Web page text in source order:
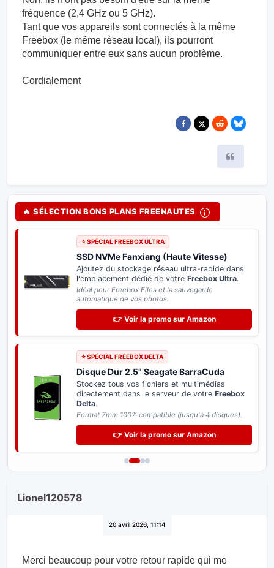
fréquence (2,4 GHz ou 5 GHz).
Tant que vos appareils sont connectés à la même
Freebox (le même réseau local), ils pourront
communiquer entre eux sans aucun problème.
Cordialement
🔥 SÉLECTION BONS PLANS FREENAUTES
⭐ SPÉCIAL FREEBOX ULTRA
SSD NVMe Fanxiang (Haute Vitesse)
Ajoutez du stockage réseau ultra-rapide dans
l'emplacement dédié de votre Freebox Ultra.
Idéal pour Freebox Files et la sauvegarde
automatique de vos photos.
👉 Voir la promo sur Amazon
⭐ SPÉCIAL FREEBOX DELTA
Disque Dur 2.5" Seagate BarraCuda
Stockez tous vos fichiers et multimédias
directement dans le serveur de votre Freebox
Delta.
Format 7mm 100% compatible (jusqu'à 4 disques).
👉 Voir la promo sur Amazon
Lionel120578
20 avril 2026, 11:14
Merci beaucoup pour votre retour rapide qui me